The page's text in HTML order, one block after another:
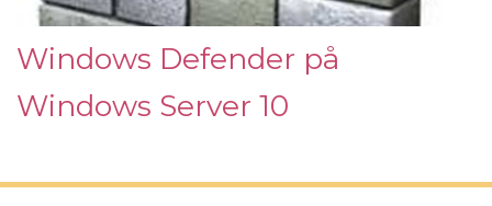
Windows Defender på
Windows Server 10